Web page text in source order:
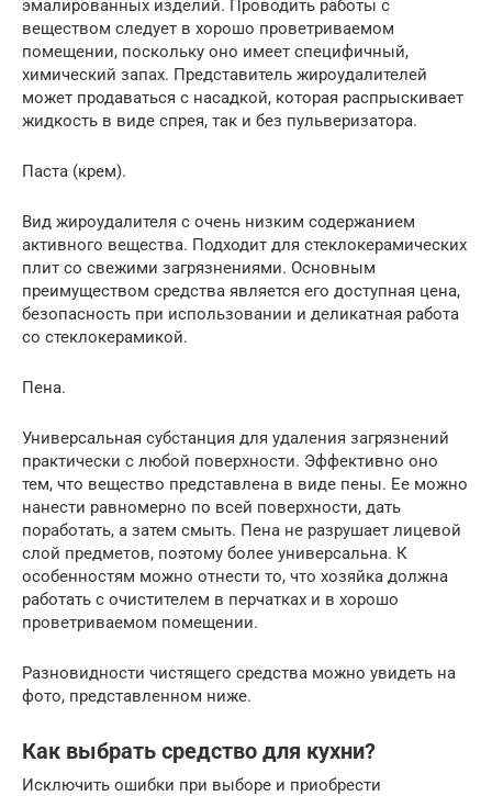
эмалированных изделий. Проводить работы с
веществом следует в хорошо проветриваемом
помещении, поскольку оно имеет специфичный,
химический запах. Представитель жироудалителей
может продаваться с насадкой, которая распрыскивает
жидкость в виде спрея, так и без пульверизатора.
Паста (крем).
Вид жироудалителя с очень низким содержанием
активного вещества. Подходит для стеклокерамических
плит со свежими загрязнениями. Основным
преимуществом средства является его доступная цена,
безопасность при использовании и деликатная работа
со стеклокерамикой.
Пена.
Универсальная субстанция для удаления загрязнений
практически с любой поверхности. Эффективно оно
тем, что вещество представлена в виде пены. Ее можно
нанести равномерно по всей поверхности, дать
поработать, а затем смыть. Пена не разрушает лицевой
слой предметов, поэтому более универсальна. К
особенностям можно отнести то, что хозяйка должна
работать с очистителем в перчатках и в хорошо
проветриваемом помещении.
Разновидности чистящего средства можно увидеть на
фото, представленном ниже.
Как выбрать средство для кухни?
Исключить ошибки при выборе и приобрести